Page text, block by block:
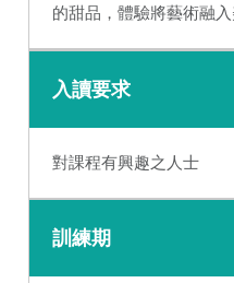
的甜品，體驗將藝術融入
入讀要求
對課程有興趣之人士
訓練期